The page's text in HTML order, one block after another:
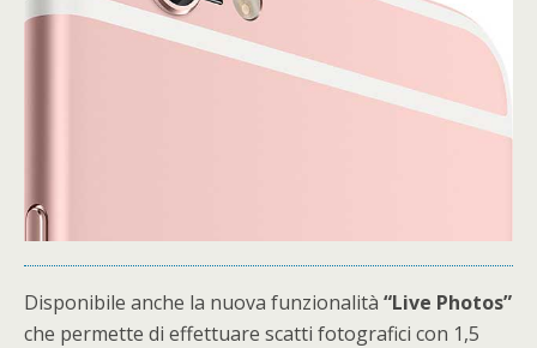
Disponibile anche la nuova funzionalità “Live Photos”
che permette di effettuare scatti fotografici con 1,5